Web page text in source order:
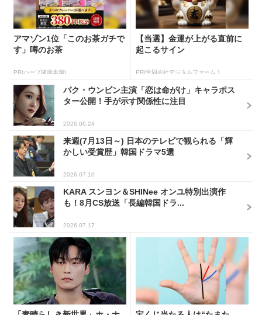
パク・ウンビン主演「恋は命がけ」キャラポス
ター公開！手が示す関係性に注目
かしい受賞歴」韓国ドラマ5選
2026.07.10
も！8月CS放送「長編韓国ドラ...
2026.07.17
「素晴らしき新世界」ホ・ナ
ムジュンが1位に！6月韓ドラ
俳優 ブランド評判トップ5
2026.06.18
宝くじ当たる人は“たまた
ま”じゃない?!
PR(合同会社デジタルファーム )
イ・ジュニョン入隊前最後の主演作も！8月本
国放送&配信開始 韓国ドラマ7選